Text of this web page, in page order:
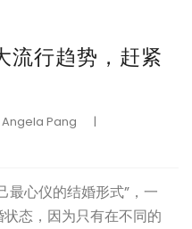
流行趋势，赶紧
Angela Pang
|
最心仪的结婚形式”，一
态，因为只有在不同的